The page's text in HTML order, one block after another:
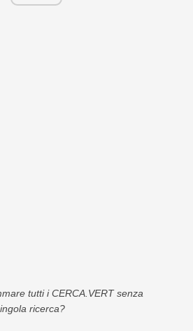
tutti i CERCA.VERT senza
ricerca?